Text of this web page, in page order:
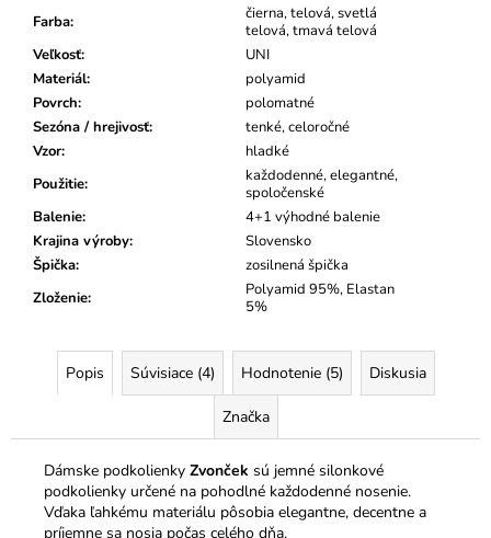
Farba:
čierna, telová, svetlá
telová, tmavá telová
Veľkosť:
UNI
Materiál:
polyamid
Povrch:
polomatné
Sezóna / hrejivosť:
tenké, celoročné
Vzor:
hladké
Použitie:
každodenné, elegantné,
spoločenské
Balenie:
4+1 výhodné balenie
Krajina výroby:
Slovensko
Špička:
zosilnená špička
Zloženie:
Polyamid 95%, Elastan
5%
Popis Súvisiace (4) Hodnotenie (5) Diskusia
Značka
Dámske podkolienky Zvonček sú jemné silonkové
podkolienky určené na pohodlné každodenné nosenie.
Vďaka ľahkému materiálu pôsobia elegantne, decentne a
príjemne sa nosia počas celého dňa.